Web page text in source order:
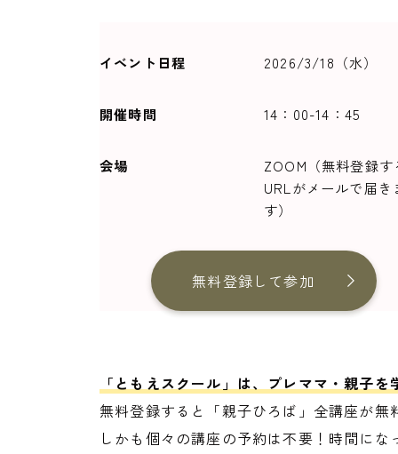
イベント日程 2026/3/18（水）
開催時間 14：00-14：45
会場
ZOOM（無料登録す
URLがメールで届き
す）
無料登録して参加
「ともえスクール」は、プレママ・親子
無料登録すると「親子ひろば」全講座が無
しかも個々の講座の予約は不要！時間に